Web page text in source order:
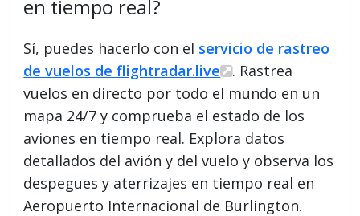
en tiempo real?
Sí, puedes hacerlo con el servicio de rastreo
de vuelos de flightradar.live
. Rastrea
vuelos en directo por todo el mundo en un
mapa 24/7 y comprueba el estado de los
aviones en tiempo real. Explora datos
detallados del avión y del vuelo y observa los
despegues y aterrizajes en tiempo real en
Aeropuerto Internacional de Burlington.